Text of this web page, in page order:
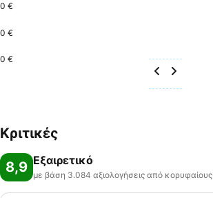
0 €
0 €
0 €
Κριτικές
8,9 Εξαιρετικό
με βάση 3.084 αξιολογήσεις από κορυφαίους